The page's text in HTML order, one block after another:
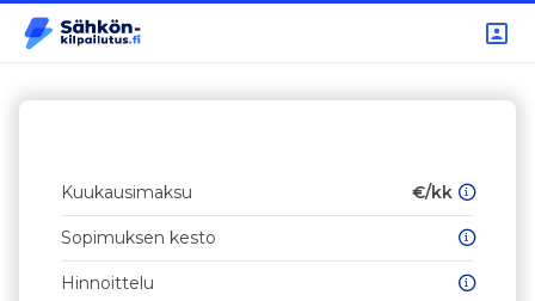
Kuukausimaksu €/kk
Sopimuksen kesto
Hinnoittelu